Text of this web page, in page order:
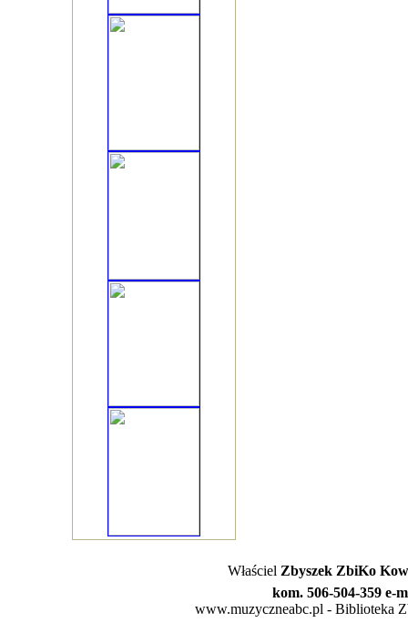
Właściel Zbyszek ZbiKo
kom. 506-504-359 e-
www.muzyczneabc.pl - Biblioteka